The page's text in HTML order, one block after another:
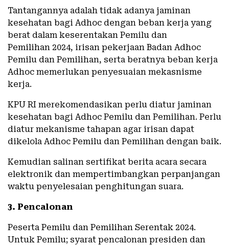
Tantangannya adalah tidak adanya jaminan
kesehatan bagi Adhoc dengan beban kerja yang
berat dalam keserentakan Pemilu dan
Pemilihan 2024, irisan pekerjaan Badan Adhoc
Pemilu dan Pemilihan, serta beratnya beban kerja
Adhoc memerlukan penyesuaian mekasnisme
kerja.
KPU RI merekomendasikan perlu diatur jaminan
kesehatan bagi Adhoc Pemilu dan Pemilihan. Perlu
diatur mekanisme tahapan agar irisan dapat
dikelola Adhoc Pemilu dan Pemilihan dengan baik.
Kemudian salinan sertifikat berita acara secara
elektronik dan mempertimbangkan perpanjangan
waktu penyelesaian penghitungan suara.
3. Pencalonan
Peserta Pemilu dan Pemilihan Serentak 2024.
Untuk Pemilu; syarat pencalonan presiden dan